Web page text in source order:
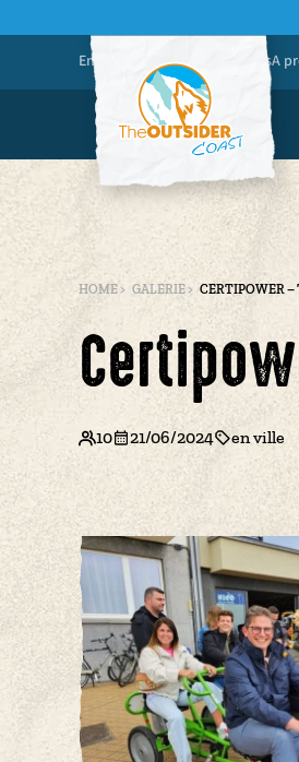
En pratique Galerie de photosA
HOME> GALERIE > CERTIPOWER –
10 21/06/2024 en ville